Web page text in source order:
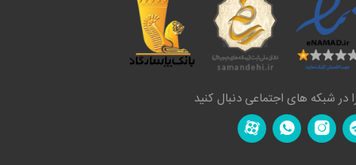
در شبکه های اجتماعی دنبال کنید